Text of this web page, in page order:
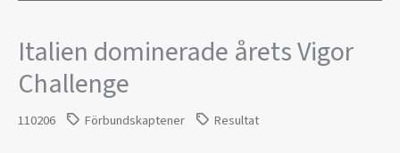
Italien dominerade årets Vigor
Challenge
110206 Förbundskaptener Resultat